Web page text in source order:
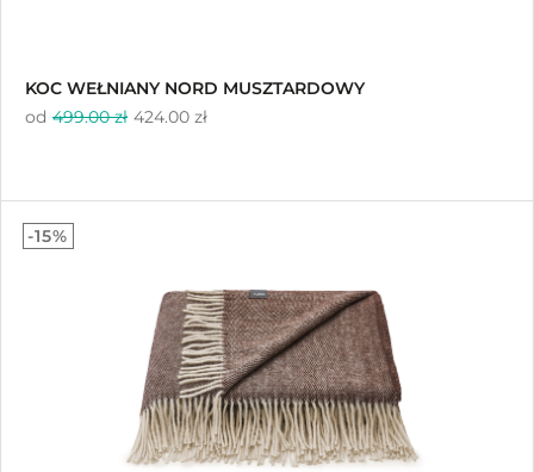
KOC WEŁNIANY NORD MUSZTARDOWY
od
424.00 zł
499.00 zł
-15%